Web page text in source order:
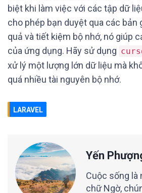
biệt khi làm việc với các tập dữ
cho phép bạn duyệt qua các bản
quả và tiết kiệm bộ nhớ, nó giúp
của ứng dụng. Hãy sử dụng
xử lý một lượng lớn dữ liệu mà
quá nhiều tài nguyên bộ nhớ.
LARAVEL
Yến
Cuộc sống là
chữ Ngờ,